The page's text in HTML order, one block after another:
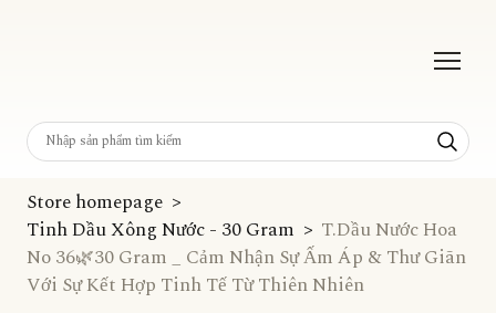
Store homepage
Tinh Dầu Xông Nước - 30 Gram
T.Dầu Nước Hoa
No 36🌿30 Gram _ Cảm Nhận Sự Ấm Áp & Thư Giãn
Với Sự Kết Hợp Tinh Tế Từ Thiên Nhiên